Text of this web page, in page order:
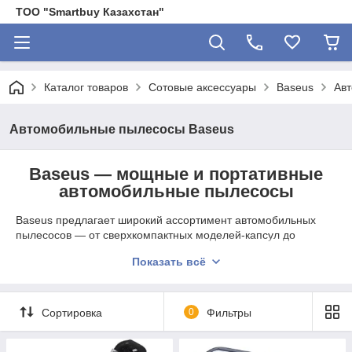
ТОО "Smartbuy Казахстан"
Каталог товаров Сотовые аксессуары Baseus
Автомобильные пылесосы Baseus
Baseus — мощные и портативные
автомобильные пылесосы
Baseus предлагает широкий ассортимент автомобильных
пылесосов — от сверхкомпактных моделей-капсул до
каталоге представлены пылесосы с силой всасывания от
также устройства с функцией выдува воздуха для продувки
труднодоступных мест.
📋 Категории автомобильных пылесосов
Показать всё
Сортировка 0 Фильтры